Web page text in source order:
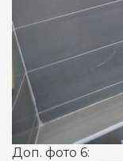
Доп. фото 6: